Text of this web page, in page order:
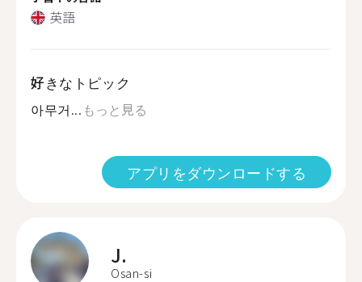
英語
好きなトピック
아무거... もっと見る
アプリをダウンロードする
J.
Osan-si